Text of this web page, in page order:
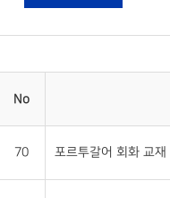
No
70 포르투갈어 회화 교재